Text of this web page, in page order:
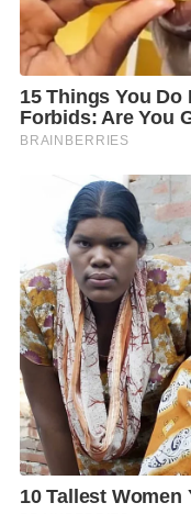
อายุและเด็กนักเรียน
เมื่อถามถึงกรณีนายก
ไม่มาของบประมาณ
อนุทิน กล่าวว่า เรื่อง
จังหวัด นายอำเภอ
สภาพที่มีอยู่ และใน
อยู่ ตอนนี้เรียนนาย
มหาดไทยจะมีงบเรื่
เร่งดำเนินการจัดท
เข้าไปต้องมั่นคง ปล
ไม่มีอะไรมาบล็อก ต้
ไปที่ที่ปลอดภัยกว่าไ
ย้าย และยังเรียนนา
ทรายอยู่ หากเป็นพื้
เป็นพวกแผ่นยางหรื